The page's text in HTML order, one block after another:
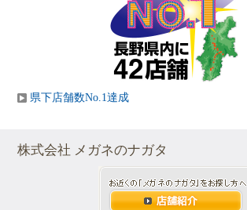
県下店舗数No.1達成
株式会社 メガネのナガタ